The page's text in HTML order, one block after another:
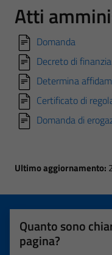
Atti
Domanda
Decreto di
Determina
Certificato di
Domanda di
Ultimo aggiornamento:
Quanto sono
pagina?